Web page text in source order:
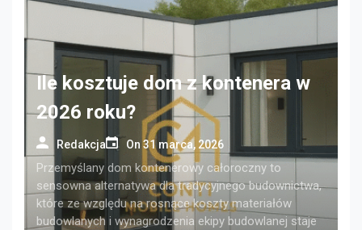
Ile kosztuje dom z kontenera w
2026 roku?
Redakcja On 31 marca, 2026
Przemyślany dom kontenerowy całoroczny to
sensowna alternatywa dla tradycyjnego budownictwa,
które ze względu na rosnące koszty materiałów
budowlanych i wynagrodzenia ekipy budowlanej staje